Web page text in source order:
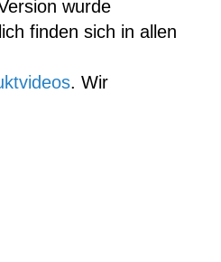
wurde
finden sich in allen
. Wir